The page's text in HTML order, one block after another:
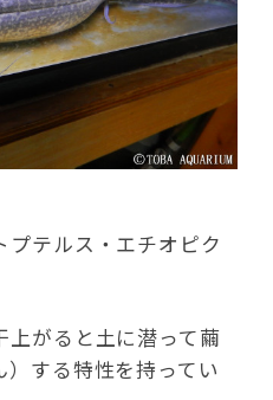
プテルス・エチオピク
上がると土に潜って繭
する特性を持ってい